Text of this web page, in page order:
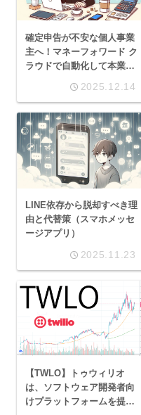
確定申告が不安な個人事業
主へ！マネーフォワード ク
ラウドで自動化して本業に
2025.12.14
LINE依存から脱却すべき理
由と代替策（スマホメッセ
ージアプリ）
2025.11.23
【TWLO】トゥウィリオ
は、ソフトウェア開発者向
けプラットフォームを提供